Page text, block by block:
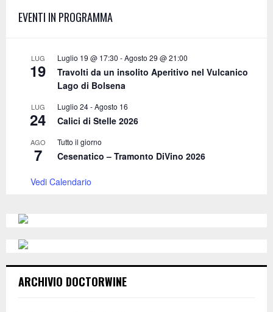
o
EVENTI IN PROGRAMMA
LUG
19
Luglio 19 @ 17:30 -Agosto 29 @ 21:00
Travolti da un insolito Aperitivo nel Vulcanico
Lago di Bolsena
LUG
24
Luglio 24-Agosto 16
Calici di Stelle 2026
AGO
7
Tutto il giorno
Cesenatico – Tramonto DiVino 2026
Vedi Calendario
ARCHIVIO DOCTORWINE